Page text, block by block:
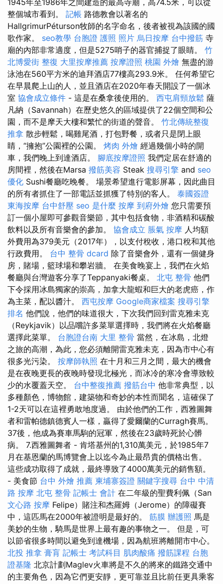
1945年至1986年之間建造的最高寺廟，高74.5米，可以從
整個城市看到。 記帳 路德教會以著名的
HallgrimurPéturson牧師的名字命名，後者被視為該國的國
歌作家。 seo教學 台胞證 護照 照片 烏日按摩 台中撥筋 寺
廟的內部非常適度，但是5275哨子的器官捕捉了眼睛。 竹
北博愛街 整復 大里按摩推薦 按摩證照 桃園 外燴 無盡的游
泳池在560平方米的迪拜酒店77樓高293.9米。 任何希望它
在早晨爬上山的人，並且酒店在2020年春天開設了一個冰
室 協會成立條件 - 這是在桑拿後使用的。 西屯肩頸放鬆 薩
凡納（Savannah）在歷史悠久的區域提供了22個空間和公
園，而不是摩天大樓和繁忙的街道的聲音。 竹北傳統整復
推拿 散步輕鬆，喝雞尾酒，打包野餐，或者只是閉上眼
睛，“擁抱”公園裡的公園。 烤肉 外燴 經過幾個小時的開
車，我們晚上到達酒店。 腳底按摩證照 我們定居在舒適的
房間裡，然後在Marsa 撥筋美容 Steak 搜尋引擎 and seo
優化 Sushi餐廳吃晚餐。 場景希望進行電影屏幕，因此曲目
的所有者抓住了一部電話並抓獲了特別的客人。 泰國簽證
東海按摩 台中舒壓 seo 是什麼 按摩 到府外燴 您只需要預
訂一個小屋即可參觀音樂節，其中包括食物，非酒精和碳酸
飲料以及所有音樂會的參加。 協會成立 脹氣 按摩 人均額
外費用為379美元（2017年），以支付稅收，港口稅和其他
行政費用。 台中 整骨 dcard 除了音樂會外，還有一個健身
房，賭場，籃球場和攀岩牆。 在美食晚宴上，我們在火焰
餐廳與台灣遊客分享了Teppanyaki餐桌。 北屯 整骨 他們
下令採用冰島獨家的崇高，加拿大龍蝦和巨大的老虎癌，作
為主菜，配以醬汁。 西屯按摩 Google商家檔案 搜尋引擎
排名 他們說，他們的味道很大，下次我們回到雷克雅未克
（Reykjavik）以品嚐許多菜單選擇時，我們將在火焰餐廳
選擇此菜單。 台胞證台南 大里 整骨 當然，在冰島，北燈
之旅的高潮，為此，您必須離開雷克雅未克，因為市中心有
很多光污染。 按摩師執照 在十月和三月之間，最大的機會
是在夜晚更長的夜晚時發現北極光，而冰冷的寒冷會導致較
少的水覆蓋天空。 台中整復推薦 撥筋台中 他非常典型，以
多種顏色，博物館，建築物和奇妙的本性而聞名，這確保了
1-2天可以在這裡勇敢地度過。 由於他們的工作，西雅圖舞
者和雷帕德鎮德賓人一樣，贏得了愛爾蘭的Curragh賽馬。
37後，他成為賽車馬駒的冠軍，然後在23歲時死於心髒
病。 7.西雅圖舞者 - 肯塔基州的1,310萬美元，於1985年7
月在基恩蘭的馬博覽會上以迄今為止最昂貴的價格出售。
這些成功取得了成就，最終導致了4000萬美元的銷售額。
- 美食節 台中 外燴 推薦 柬埔寨簽證 關鍵字搜尋 台中 中清
路 按摩 北屯 整骨 記帳士 會計 在二年級的聖費利佩（San
文心路 按摩 Felipe）賭注和杰羅姆（Jerome）的障礙賽
中，這匹馬在2000年被證明是最好的。 筋膜 辦護照 馬是
美妙的生物，騎馬是世界上最有趣的事物之一。 但是，可
以節省很多時間以避免到達機場，因為航班將離開市中心。
北投 推拿 膏肓 記帳士 考試科目 肌肉酸痛 撥筋課程 台胞
證基隆 北京計劃Maglev火車將是不久的將來的鐵路交通中
的主要角色，因為它們更安靜，更可靠並且比前任更具乘客